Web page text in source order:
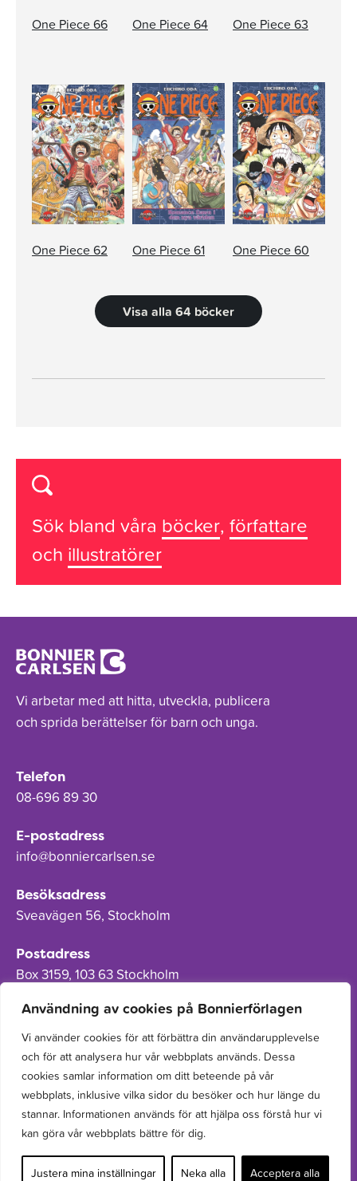
Användning av cookies på Bonnierförlagen
Vi använder cookies för att förbättra din användarupplevelse
och för att analysera hur vår webbplats används. Dessa
cookies samlar information om ditt beteende på vår
webbplats, inklusive vilka sidor du besöker och hur länge du
stannar. Informationen används för att hjälpa oss förstå hur vi
kan göra vår webbplats bättre för dig.
Justera mina inställningar Neka alla Acceptera alla
One Piece 66 One Piece 64 One Piece 63
One Piece 62 One Piece 61 One Piece 60
Visa alla 64 böcker
Sök bland våra böcker, författare
och illustratörer
Vi arbetar med att hitta, utveckla, publicera
och sprida berättelser för barn och unga.
Telefon
08-696 89 30
E-postadress
info@bonniercarlsen.se
Besöksadress
Sveavägen 56, Stockholm
Postadress
Box 3159, 103 63 Stockholm
Om Bonnierförlagen
Cookies
Integritetspolicy